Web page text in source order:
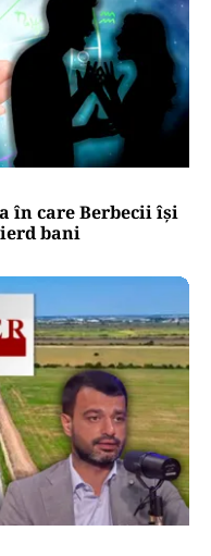
în care Berbecii își
bani